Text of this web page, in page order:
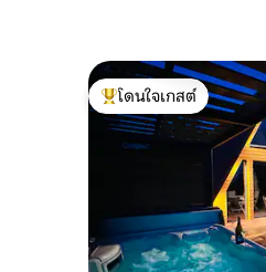
รอบ 2000 ตารางเมตร
ธรรมชาติ 1,000 ตาราง
ที่ดิน
โดนใจเกสต์ที่สุด
โดนใจเกสต์